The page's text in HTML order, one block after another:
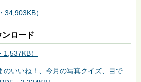
34,903KB）
ンロード
）
のいいね！、今月の写真クイズ、目で